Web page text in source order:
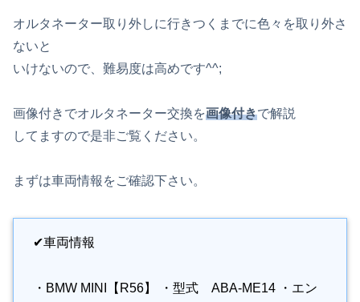
オルタネーター取り外しに行きつくまでに色々を取り外さ
ないと
いけないので、難易度は高めです^^;
画像付きでオルタネーター交換を画像付きで解説
してますので是非ご覧ください。
まずは車両情報をご確認下さい。
✔車両情報
・BMW MINI【R56】 ・型式 ABA-ME14 ・エン